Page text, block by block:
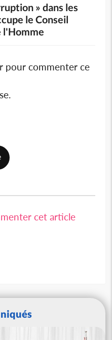
» dans les
le Conseil
l'Homme
pour commenter ce
cet article